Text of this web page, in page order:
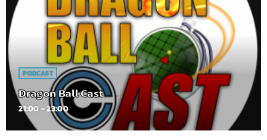
PODCAST
Dragon Ball Cast
21:00 - 23:00